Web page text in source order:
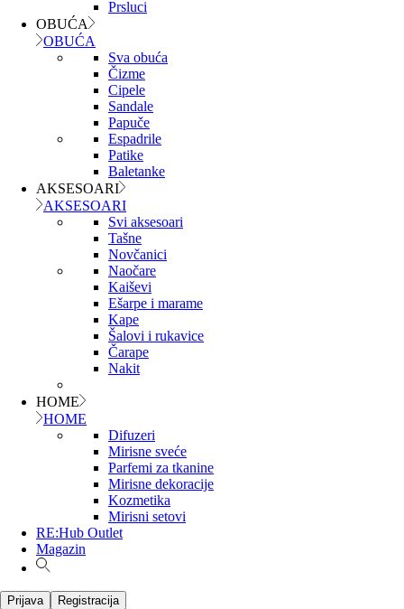
Prsluci
OBUĆA
OBUĆA
Sva obuća
Čizme
Cipele
Sandale
Papuče
Espadrile
Patike
Baletanke
AKSESOARI
AKSESOARI
Svi aksesoari
Tašne
Novčanici
Naočare
Kaiševi
Ešarpe i marame
Kape
Šalovi i rukavice
Čarape
Nakit
HOME
HOME
Difuzeri
Mirisne sveće
Parfemi za tkanine
Mirisne dekoracije
Kozmetika
Mirisni setovi
RE:Hub Outlet
Magazin
Prijava Registracija